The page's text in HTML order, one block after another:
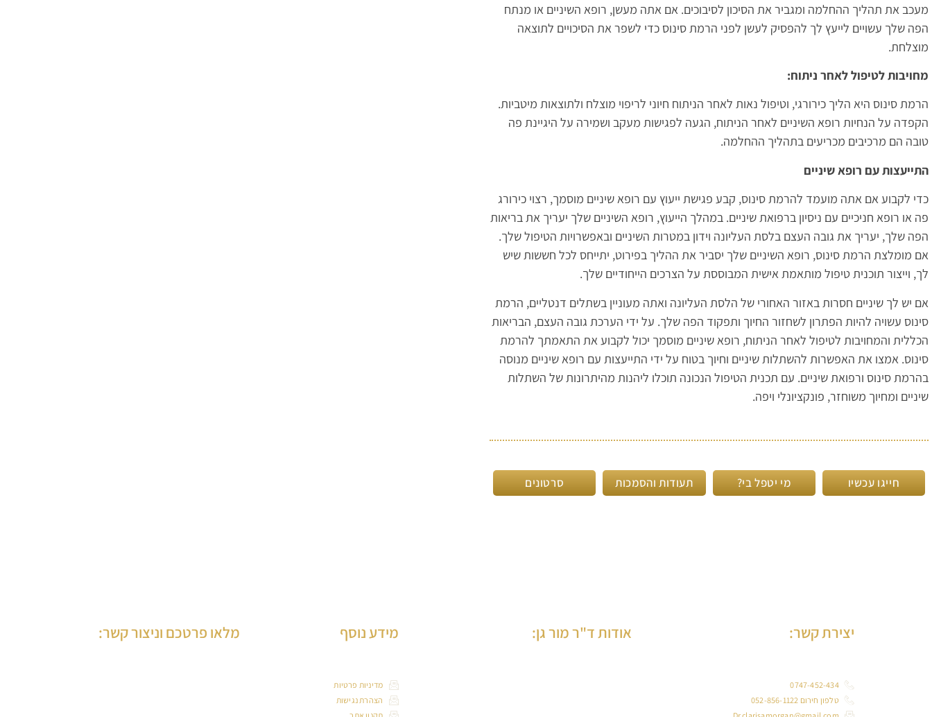
מעכב את תהליך ההחלמה ומגביר את הסיכון לסיבוכים. אם אתה מעשן, רופא השיניים או מנתח
הפה שלך עשויים לייעץ לך להפסיק לעשן לפני הרמת סינוס כדי לשפר את הסיכויים לתוצאה
מוצלחת.
מחויבות לטיפול לאחר ניתוח:
הרמת סינוס היא הליך כירורגי, וטיפול נאות לאחר הניתוח חיוני לריפוי מוצלח ולתוצאות מיטביות.
הקפדה על הנחיות רופא השיניים לאחר הניתוח, הגעה לפגישות מעקב ושמירה על היגיינת פה
טובה הם מרכיבים מכריעים בתהליך ההחלמה.
התייעצות עם רופא שיניים
כדי לקבוע אם אתה מועמד להרמת סינוס, קבע פגישת ייעוץ עם רופא שיניים מוסמך, רצוי כירורג
פה או רופא חניכיים עם ניסיון ברפואת שיניים. במהלך הייעוץ, רופא השיניים שלך יעריך את בריאות
הפה שלך, יעריך את גובה העצם בלסת העליונה וידון במטרות השיניים ובאפשרויות הטיפול שלך.
אם מומלצת הרמת סינוס, רופא השיניים שלך יסביר את ההליך בפירוט, יתייחס לכל חששות שיש
לך, וייצור תוכנית טיפול מותאמת אישית המבוססת על הצרכים הייחודיים שלך.
אם יש לך שיניים חסרות באזור האחורי של הלסת העליונה ואתה מעוניין בשתלים דנטליים, הרמת
סינוס עשויה להיות הפתרון לשחזור החיוך ותפקוד הפה שלך. על ידי הערכת גובה העצם, הבריאות
הכללית והמחויבות לטיפול לאחר הניתוח, רופא שיניים מוסמך יכול לקבוע את התאמתך להרמת
סינוס. אמצו את האפשרות להשתלות שיניים וחיוך בטוח על ידי התייעצות עם רופא שיניים מנוסה
בהרמת סינוס ורפואת שיניים. עם תכנית הטיפול הנכונה תוכלו ליהנות מהיתרונות של השתלות
שיניים ומחיוך משוחזר, פונקציונלי ויפה.
חייגו עכשיו מי יטפל בי? תעודות והסמכות סרטונים
יצירת קשר:
0747-452-434
טלפון חירום 052-856-1122
אודות ד"ר מור גן: מידע נוסף
מדיניות פרטיות
הצהרת נגישות
מלאו פרטכם וניצור קשר: